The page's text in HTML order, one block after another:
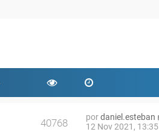
40768 pordaniel.esteban
12 Nov 2021, 13:35